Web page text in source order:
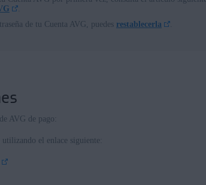
.
de tu Cuenta AVG, puedes restablecerla .
AVG de pago:
el enlace siguiente: